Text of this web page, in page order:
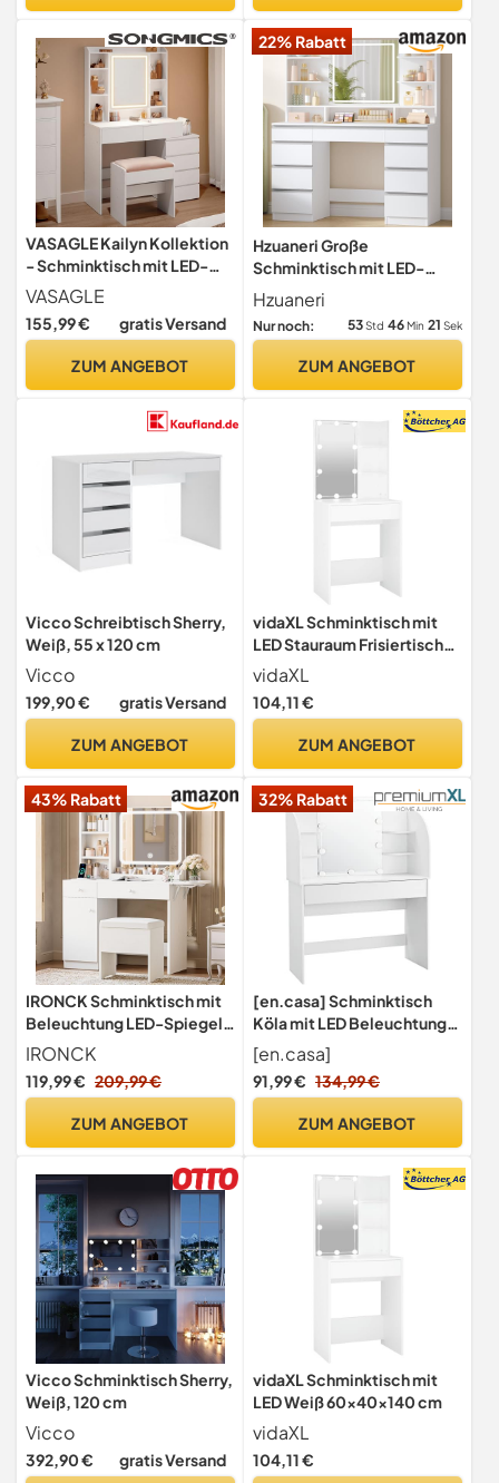
VASAGLE Kailyn Kollektion
- Schminktisch mit LED-
Beleuchtung, 3 einstellbare
Lichtfarben, Frisiertisch mit
Spiegel, Schubladen,
verstellbare Ablagen,
VASAGLE
155,99 € gratis Versand
ZUM ANGEBOT
22% Rabatt
Hzuaneri Große
Schminktisch mit LED-
Beleuchtung, 40 x 108 x 140
cm, Weiß
Hzuaneri
Nur noch: 53Std 46Min 20 Sek
ZUM ANGEBOT
Vicco Schreibtisch Sherry,
Weiß, 55 x 120 cm
Vicco
199,90 € gratis Versand
ZUM ANGEBOT
vidaXL Schminktisch mit
LED Stauraum Frisiertisch
Kommode Frisierkommode
Kosmetiktisch Spiegel
Beleuchtung Schlafzimmer
vidaXL
104,11 €
ZUM ANGEBOT
43% Rabatt
IRONCK Schminktisch mit
Beleuchtung LED-Spiegel
und Ladestation,
Kosmetiktisch inkl. Hocker,
2 Schubladen und
Dimmbare Beleuchtung (3
Schlafzimmer Modernes
Weiß
IRONCK
119,99 € 209,99 €
ZUM ANGEBOT
32% Rabatt
[en.casa] Schminktisch
Köla mit LED Beleuchtung
140 x 108 x 40 cm
Frisiertisch mit Spiegel
Frisierkommode mit
Weiß
[en.casa]
91,99 € 134,99 €
ZUM ANGEBOT
Vicco Schminktisch Sherry,
Weiß, 120 cm
Vicco
392,90 € gratis Versand
vidaXL Schminktisch mit
LED Weiß 60x40x140 cm
vidaXL
104,11 €